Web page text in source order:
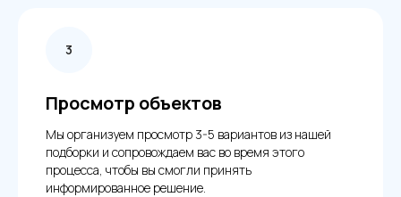
Просмотр объектов
Мы организуем просмотр 3-5 вариантов из нашей
подборки и сопровождаем вас во время этого
процесса, чтобы вы смогли принять
информированное решение.